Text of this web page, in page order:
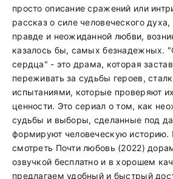
просто описание сражений или
рассказ о силе человеческого
правде и неожиданной любви,
казалось бы, самых безнадежных.
сердца" - это драма, которая
переживать за судьбы героев,
испытаниями, которые проверяют
ценности. Это сериал о том, как
судьбы и выборы, сделанные под
формируют человеческую историю.
смотреть Почти любовь (2022)
озвучкой бесплатно и в хорошем
предлагаем удобный и быстрый